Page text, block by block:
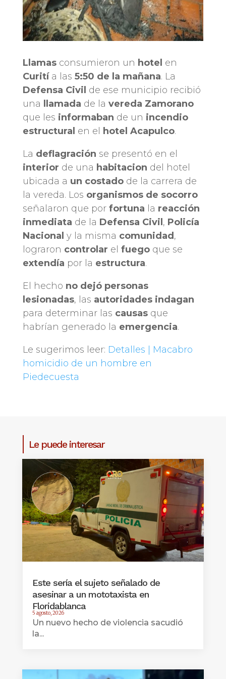
Llamasconsumieron un hotel en
Curitía las 5:50 de la mañana. La
Defensa Civil de ese municipio recibió
una llamada de la vereda Zamorano
que les informaban de un incendio
estructural en el hotel Acapulco.
La deflagración se presentó en el
interior de una habitacion del hotel
ubicada a un costadode la carrera de
la vereda. Los organismos de socorro
señalaron que porfortuna la reacción
inmediata de la Defensa Civil, Policía
Nacional y la misma comunidad,
lograron controlar el fuegoque se
extendía por la estructura.
El hecho no dejó personas
lesionadas, las autoridades indagan
para determinar las causasque
habrían generado la emergencia.
Le sugerimos leer: Detalles | Macabro
homicidio de un hombre en
Piedecuesta
Le puede interesar
Este sería el sujeto señalado de
asesinar a un mototaxista en
Floridablanca
5 agosto, 2026
Un nuevo hecho de violencia sacudió
la...